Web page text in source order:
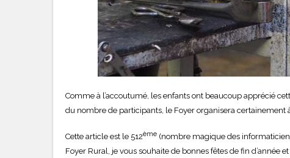
Comme à l’accoutumé, les enfants ont beaucoup apprécié
du nombre de participants, le Foyer organisera certainement
Cette article est le 512ème (nombre magique des
Foyer Rural, je vous souhaite de bonnes fêtes de fin d’année